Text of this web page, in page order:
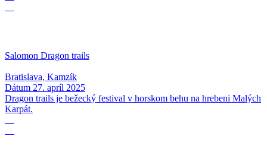
Salomon Dragon trails
Bratislava, Kamzík
Dátum 27. apríl 2025
Dragon trails je bežecký festival v horskom behu na hrebeni Malých
Karpát.